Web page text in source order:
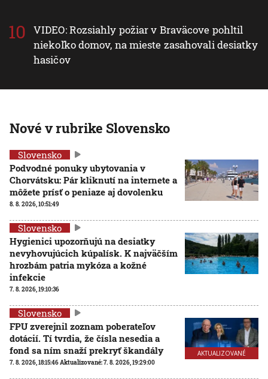
VIDEO: Rozsiahly požiar v Braväcove pohltil
niekoľko domov, na mieste zasahovali desiatky
hasičov
Nové v rubrike Slovensko
Slovensko
Podvodné ponuky ubytovania v
Chorvátsku: Pár kliknutí na internete a
môžete prísť o peniaze aj dovolenku
8. 8. 2026, 10:51:49
Slovensko
Hygienici upozorňujú na desiatky
nevyhovujúcich kúpalísk. K najväčším
hrozbám patria mykóza a kožné
infekcie
7. 8. 2026, 19:10:36
AKTUALIZOVANÉ
Slovensko
FPU zverejnil zoznam poberateľov
dotácií. Tí tvrdia, že čísla nesedia a
fond sa ním snaží prekryť škandály
7. 8. 2026, 18:15:46Aktualizované:7. 8. 2026, 19:29:00